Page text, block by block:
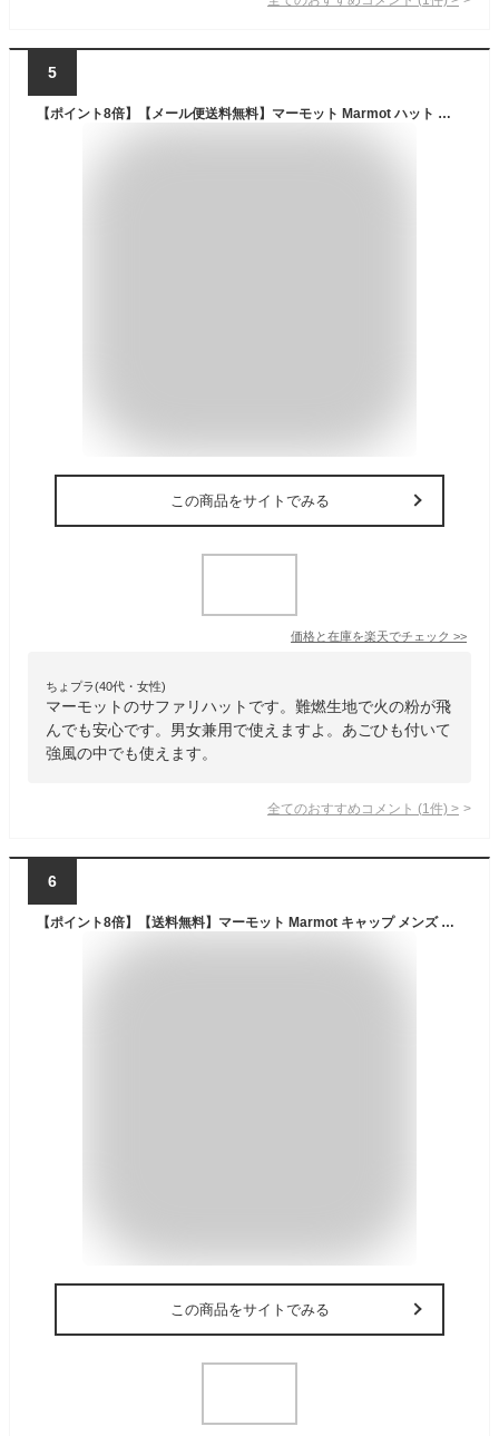
5
【ポイント8倍】【メール便送料無料】マーモット Marmot ハット メンズ レディース TOASJC48 キャンパー 帽子 難燃 サイズ調整可 キャンプ アウトドア フェス ハイキング 登山 日除け UVカット UVケア ベージュ 青 濃灰 カーキ 薄灰 綿100% evid9
この商品をサイトでみる
価格と在庫を楽天でチェック >>
ちょプラ(40代・女性)
マーモットのサファリハットです。難燃生地で火の粉が飛
んでも安心です。男女兼用で使えますよ。あごひも付いて
強風の中でも使えます。
全てのおすすめコメント (1 件) >
6
【ポイント8倍】【送料無料】マーモット Marmot キャップ メンズ レディース TOASJC39 キャンパー ワーク 帽子 難燃 サイズ調整可 キャンプ アウトドア フェス ハイキング 登山 日除け UVカット UVケア 綿100% 【あす楽】evid9
この商品をサイトでみる